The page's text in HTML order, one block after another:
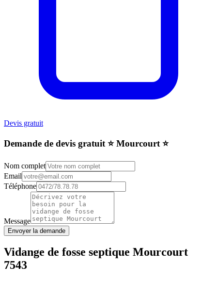
Devis gratuit
Demande de devis gratuit ⭐️ Mourcourt ⭐️
Nom complet
Email
Téléphone
Message
Envoyer la demande
Vidange de fosse septique Mourcourt
7543